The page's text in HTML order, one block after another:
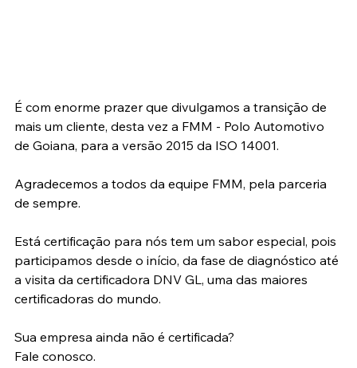
É com enorme prazer que divulgamos a transição de
mais um cliente, desta vez a FMM - Polo Automotivo
de Goiana, para a versão 2015 da ISO 14001.
Agradecemos a todos da equipe FMM, pela parceria
de sempre.
Está certificação para nós tem um sabor especial, pois
participamos desde o início, da fase de diagnóstico até
a visita da certificadora DNV GL, uma das maiores
certificadoras do mundo.
Sua empresa ainda não é certificada?
Fale conosco.